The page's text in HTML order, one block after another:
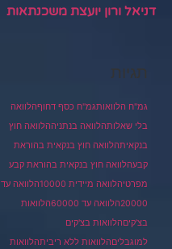
דניאל ורון יועצת משכנתאות
תגיות
גמ"ח הלוואותגמ"ח כסף דחוףהלוואה
בלי שאלותהלוואה בנתניההלוואה חוץ
בנקאיתהלוואה חוץ בנקאית בהוראת
קבעהלוואה חוץ בנקאית בהוראת קבע
מפרטיהלוואה מיידית 10000
הלוואה עד
20000הלוואה עד 60000
הלוואות
בצ'קיםהלוואות בצ'קים
למוגבליםהלוואות ללא ריביתהלוואות